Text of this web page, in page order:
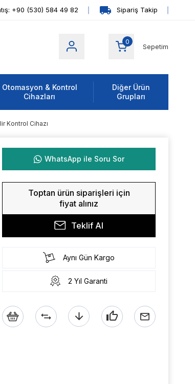
+90 (530) 584 49 82 Sipariş Takip
Sepetim
0
Otomasyon & Kontrol
Cihazları
Diğer Ürün
Grupları
Kontrol Cihazı
WhatsApp ile Soru Sor
Toptan ürün siparişleri için
fiyat alınız
Teklif Al
Aynı Gün Kargo
2 Yıl Garanti